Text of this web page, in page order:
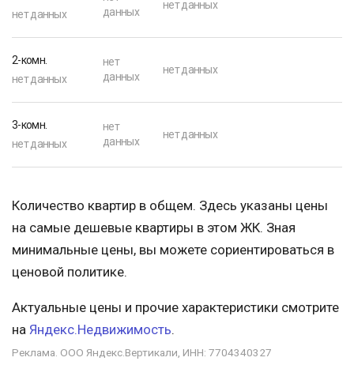
нет данных
данных
нет данных
2-комн.
нет данных
нет
данных
нет данных
3-комн.
нет данных
нет
данных
нет данных
Количество квартир в общем. Здесь указаны цены
на самые дешевые квартиры в этом ЖК. Зная
минимальные цены, вы можете сориентироваться в
ценовой политике.
Актуальные цены и прочие характеристики смотрите
на Яндекс.Недвижимость.
Реклама. ООО Яндекс.Вертикали, ИНН: 7704340327